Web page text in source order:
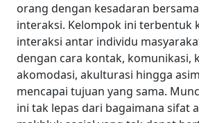
orang dengan kesadaran
interaksi. Kelompok ini terbentuk
interaksi antar individu
dengan cara kontak, komunikasi,
akomodasi, akulturasi hingga
mencapai tujuan yang sama.
ini tak lepas dari bagaimana sifat